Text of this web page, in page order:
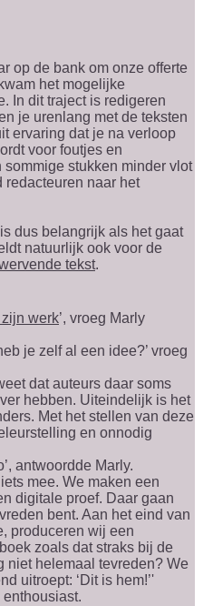
op de bank om onze offerte
het mogelijke
In dit traject is redigeren
je urenlang met de teksten
ervaring dat je na verloop
voor foutjes en
stukken minder vlot
naar het
dus belangrijk als het gaat
natuurlijk ook voor de
tekst.
werk’, vroeg Marly
je zelf al een idee?’ vroeg
dat auteurs daar soms
hebben. Uiteindelijk is het
Met het stellen van deze
en onnodig
antwoordde Marly.
mee. We maken een
digitale proef. Daar gaan
bent. Aan het eind van
produceren wij een
zoals dat straks bij de
niet helemaal tevreden? We
uitroept: ‘Dit is hem!’'
enthousiast.